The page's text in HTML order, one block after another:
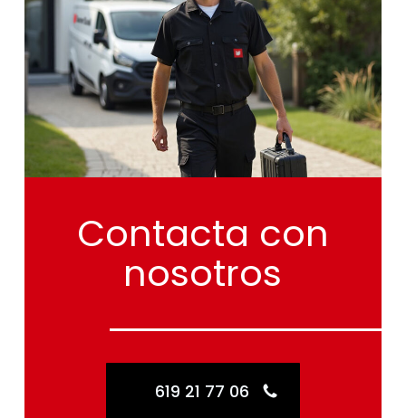
Contacta con
nosotros
619 21 77 06